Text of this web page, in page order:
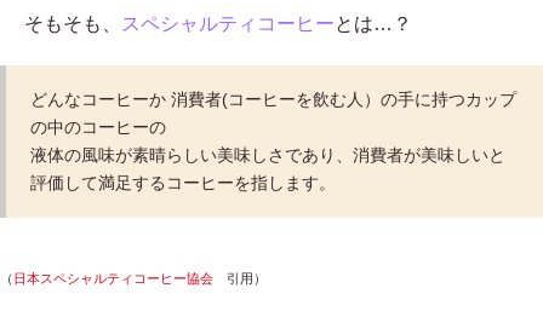
そもそも、 スペシャルティコーヒーとは…？
どんなコーヒーか 消費者(コーヒーを飲む人）の手に持つカップ
の中のコーヒーの
液体の風味が素晴らしい美味しさであり、消費者が美味しいと
評価して満足するコーヒーを指します。
（ 日本スペシャルティコーヒー協会 引用）